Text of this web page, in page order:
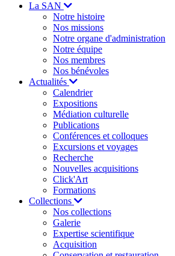
La SAN
Notre histoire
Nos missions
Notre organe d'administration
Notre équipe
Nos membres
Nos bénévoles
Actualités
Calendrier
Expositions
Médiation culturelle
Publications
Conférences et colloques
Excursions et voyages
Recherche
Nouvelles acquisitions
Click'Art
Formations
Collections
Nos collections
Galerie
Expertise scientifique
Acquisition